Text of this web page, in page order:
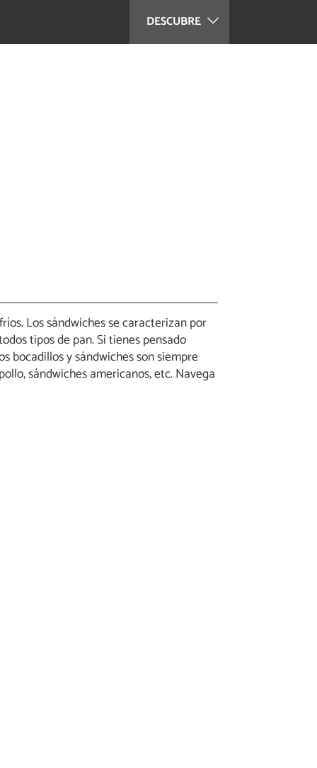
DESCUBRE
Los sándwiches se caracterizan por
tipos de pan. Si tienes pensado
bocadillos y sándwiches son siempre
sándwiches americanos, etc. Navega